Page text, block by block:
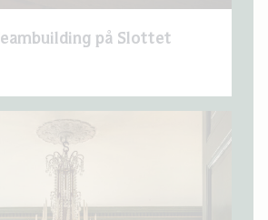
på Slottet